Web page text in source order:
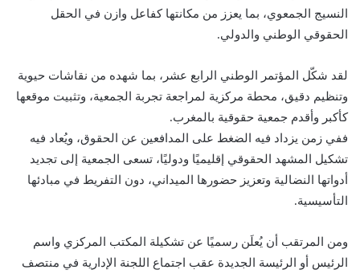
النسيج الجمعوي، بما يعزز من مكانتها كفاعل وازن في الحقل
الحقوقي الوطني والدولي.
لقد شكّل المؤتمر الوطني الرابع عشر، بما شهده من نقاشات حيوية
وتنظيم دقيق، محطة مركزية لمراجعة تجربة الجمعية، وتثبيت موقعها
كأكبر وأقدم جمعية حقوقية بالمغرب.
ففي زمن يزداد فيه الضغط على المدافعين عن الحقوق، ويُعاد فيه
تشكيل المشهد الحقوقي إقليميًا ودوليًا، تسعى الجمعية إلى تجديد
أدواتها النضالية وتعزيز حضورها الميداني، دون التفريط في مبادئها
التأسيسية.
ومن المرتقب أن يُعلَن رسميًا عن تشكيلة المكتب المركزي واسم
الرئيس أو الرئيسة الجديدة عقب اجتماع اللجنة الإدارية في منتصف